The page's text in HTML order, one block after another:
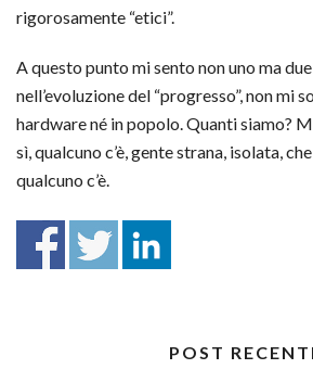
rigorosamente “etici”.
A questo punto mi sento non uno ma
nell’evoluzione del “progresso”, non mi
hardware né in popolo. Quanti siamo?
sì, qualcuno c’è, gente strana, isolata,
qualcuno c’è.
POST RECENTI